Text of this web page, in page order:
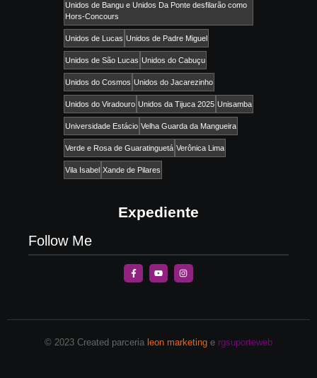
Unidos de Bangu e Unidos Da Ponte desfilarão como
Hors-Concours
Unidos de Lucas Unidos de Padre Miguel
Unidos de São Lucas Unidos do Cabuçu
Unidos do Cosmos Unidos do Jacarezinho
Unidos do Viradouro Unidos da Tijuca 2025 Unisamba
Universidade Estácio Velha Guarda da Mangueira
Verde e Rosa de Guaratinguetá Verônica Lima
Vila Isabel Xande de Pilares
Expediente
Follow Me
© 2023 Created parceria leon marketing e rgsuporteweb